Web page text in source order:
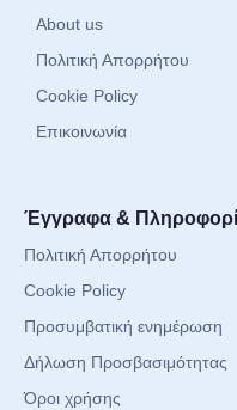
About us
Πολιτική Απορρήτου
Cookie Policy
Επικοινωνία
Έγγραφα &
Πολιτική Απορρήτου
Cookie Policy
Προσυμβατική ενημέρωση
Δήλωση Προσβασιμότητας
Όροι χρήσης